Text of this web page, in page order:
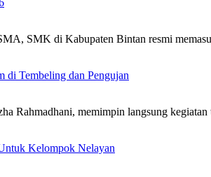
SMK di Kabupaten Bintan resmi
di Tembeling dan Pengujan
Rahmadhani, memimpin langsung
Kelompok Nelayan